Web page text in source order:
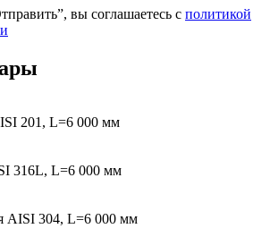
вы соглашаетесь с политикой
201, L=6 000 мм
316L, L=6 000 мм
AISI 304, L=6 000 мм